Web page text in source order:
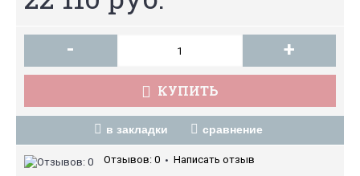
- +
КУПИТЬ
в закладки сравнение
Отзывов: 0 • Написать отзыв